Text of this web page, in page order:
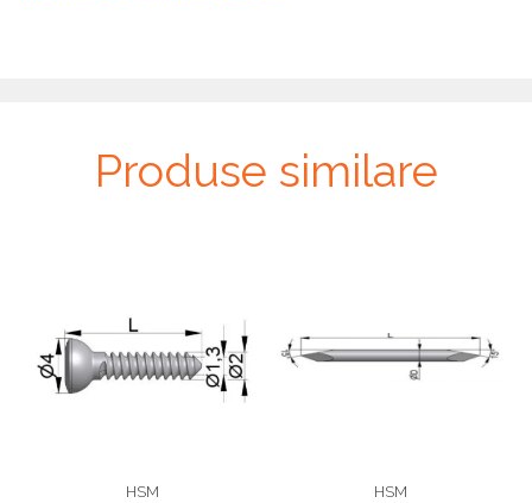
Produse similare
HSM
HSM